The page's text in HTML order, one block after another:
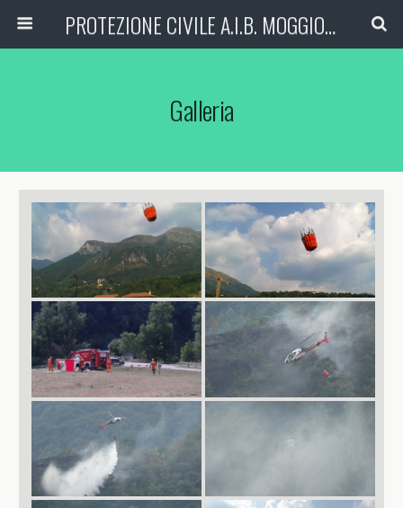
PROTEZIONE CIVILE A.I.B. MOGGIO (LC)
Galleria